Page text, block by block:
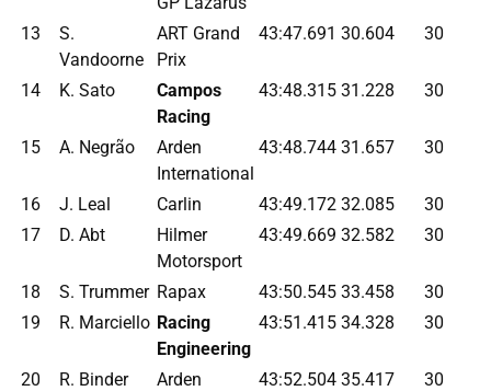
13
S.
Vandoorne
ART Grand
Prix
43:47.691 30.604 30
14 K. Sato
Campos
Racing
43:48.315 31.228 30
15 A. Negrão
Arden
International
43:48.744 31.657 30
16 J. Leal Carlin 43:49.172 32.085
30
17
D. Abt
Hilmer
Motorsport
43:49.669 32.582 30
18 S. Trummer Rapax 43:50.545 33.458
30
19
R. Marciello Racing
Engineering
43:51.415 34.328 30
20 R. Binder
Arden
43:52.504 35.417 30